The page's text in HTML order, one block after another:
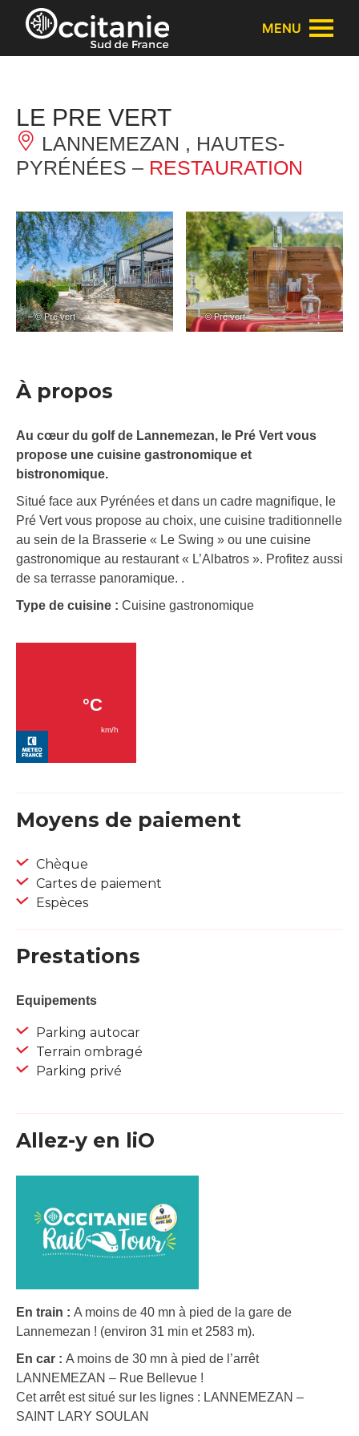
Panneau de gestion des cookies
MENU
LE PRE VERT
LANNEMEZAN , HAUTES-
PYRÉNÉES – RESTAURATION
– © Pré vert – © Pré vert
À propos
Au cœur du golf de Lannemezan, le Pré Vert vous
propose une cuisine gastronomique et
bistronomique.
Situé face aux Pyrénées et dans un cadre magnifique, le
Pré Vert vous propose au choix, une cuisine traditionnelle
au sein de la Brasserie « Le Swing » ou une cuisine
gastronomique au restaurant « L’Albatros ». Profitez aussi
de sa terrasse panoramique. .
Type de cuisine : Cuisine gastronomique
Moyens de paiement
Chèque
Cartes de paiement
Espèces
Prestations
Equipements
Parking autocar
Terrain ombragé
Parking privé
Allez-y en liO
En train : A moins de 40 mn à pied de la gare de
Lannemezan ! (environ 31 min et 2583 m).
En car : A moins de 30 mn à pied de l’arrêt
LANNEMEZAN – Rue Bellevue !
Cet arrêt est situé sur les lignes : LANNEMEZAN –
SAINT LARY SOULAN